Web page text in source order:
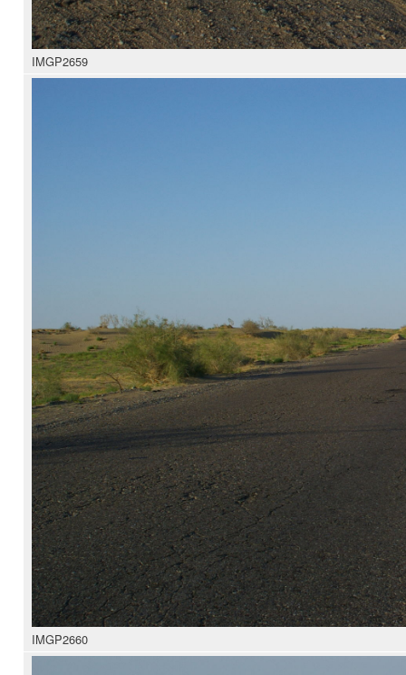
IMGP2659
IMGP2660